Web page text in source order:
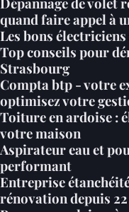
quand faire appel à
Les bons
Top conseils pour
Strasbourg
Compta btp - votre
optimisez votre
Toiture en ardoise :
votre maison
Aspirateur eau et
performant
Entreprise
rénovation depuis 22